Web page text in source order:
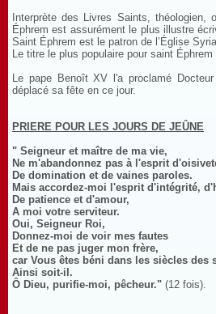
Interprète des Livres Saints, théologien,
Éphrem est assurément le plus illustre
Saint Éphrem est le patron de l’Église
Le titre le plus populaire pour saint Éphrem
Le pape Benoît XV l'a proclamé
déplacé sa fête en ce jour.
PRIERE POUR LES JOURS DE JEÛNE
" Seigneur et maître de ma vie,
Ne m'abandonnez pas à l'esprit
De domination et de vaines paroles.
Mais accordez-moi l'esprit d'intégrité,
De patience et d'amour,
A moi votre serviteur.
Oui, Seigneur Roi,
Donnez-moi de voir mes fautes
Et de ne pas juger mon frère,
car Vous êtes béni dans les siècles des
Ainsi soit-il.
Ô Dieu, purifie-moi, pêcheur." (12 fois).